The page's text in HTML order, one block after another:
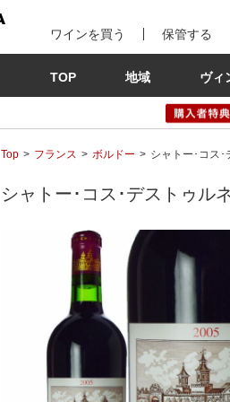
ワインを買う 保管する
TOP 地域 ヴィ
Top フランス ボルドー シャトー･コス
シャトー･コス･デストゥル